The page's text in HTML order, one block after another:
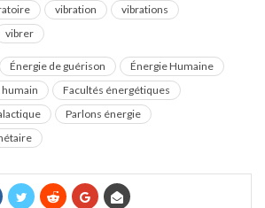
vibration
vibrations
vibrer
Énergie de guérison
Énergie Humaine
Facultés énergétiques
Parlons énergie